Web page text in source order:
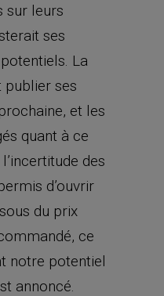
sur leurs
ses
La
publier ses
et les
quant à ce
des
d’ouvrir
du prix
ce
notre potentiel
annoncé.